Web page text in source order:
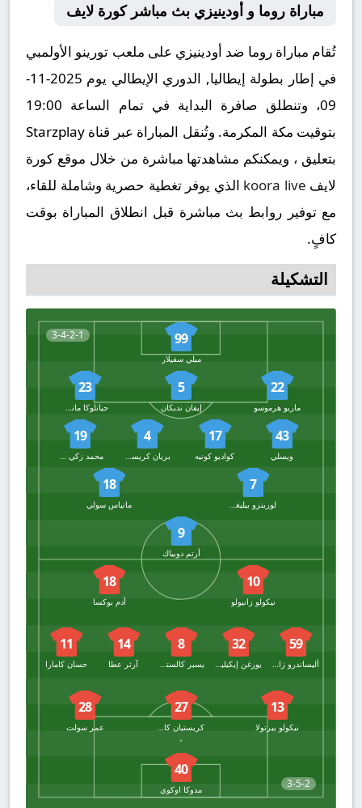
مباراة روما و أودينيزي بث مباشر كورة لايف
تُقام مباراة روما ضد أودينيزي على ملعب تورينو الأولمبي
في إطار بطولة إيطاليا, الدوري الإيطالي يوم 2025-11-
09، وتنطلق صافرة البداية في تمام الساعة 19:00
بتوقيت مكة المكرمة. وتُنقل المباراة عبر قناة Starzplay
بتعليق ، ويمكنكم مشاهدتها مباشرة من خلال موقع كورة
لايف koora live الذي يوفر تغطية حصرية وشاملة للقاء،
مع توفير روابط بث مباشرة قبل انطلاق المباراة بوقت
كافٍ.
التشكيلة
3-4-2-1 99
ميلي سفيلار
22
ماريو هرموسو
5
إيفان نديكان
23
جيانلوكا مانشيني
43
ويسلي
17
كواديو كونيه
4
بريان كريستانتي
19
محمد زكي سيلك
7
لورينزو بيليغريني
18
ماتياس سولي
9
أرتم دوبياك
3-5-2
10
نيكولو زانيولو
18
أدم بوكسا
59
أليساندرو زانولي
32
يورغن إيكيلينكامب
8
يسبر كالستروم
14
آرثر عطا
11
حسان كامارا
13
نيكولو بيرتولا
27
28
عمر سولت
40
مدوكا اوكوي